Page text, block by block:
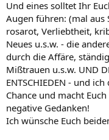
Und eines solltet Ihr
Augen führen: (mal aus
rosarot, Verliebtheit,
Neues u.s.w. - die
durch die Affäre,
Mißtrauen u.s.w. UND
ENTSCHIEDEN - und
Chance und macht
negative Gedanken!
Ich wünsche Euch